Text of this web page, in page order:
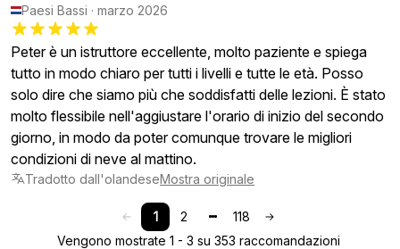
Paesi Bassi · marzo 2026
Peter è un istruttore eccellente, molto paziente e spiega
tutto in modo chiaro per tutti i livelli e tutte le età. Posso
solo dire che siamo più che soddisfatti delle lezioni. È stato
molto flessibile nell'aggiustare l'orario di inizio del secondo
giorno, in modo da poter comunque trovare le migliori
condizioni di neve al mattino.
Tradotto dall'olandeseMostra originale
1 2
118
Vengono mostrate 1 - 3 su 353 raccomandazioni